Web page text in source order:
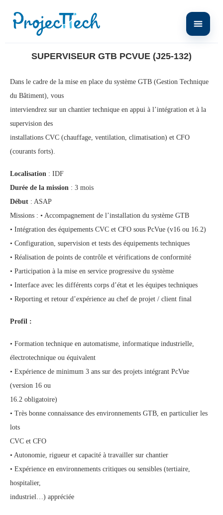
SUPERVISEUR GTB PCVUE (J25-132)
Dans le cadre de la mise en place du système GTB (Gestion Technique
du Bâtiment), vous
interviendrez sur un chantier technique en appui à l’intégration et à la
supervision des
installations CVC (chauffage, ventilation, climatisation) et CFO
(courants forts).
Localisation : IDF
Durée de la mission : 3 mois
Début : ASAP
Missions : • Accompagnement de l’installation du système GTB
• Intégration des équipements CVC et CFO sous PcVue (v16 ou 16.2)
• Configuration, supervision et tests des équipements techniques
• Réalisation de points de contrôle et vérifications de conformité
• Participation à la mise en service progressive du système
• Interface avec les différents corps d’état et les équipes techniques
• Reporting et retour d’expérience au chef de projet / client final
Profil :
• Formation technique en automatisme, informatique industrielle,
électrotechnique ou équivalent
• Expérience de minimum 3 ans sur des projets intégrant PcVue
(version 16 ou
16.2 obligatoire)
• Très bonne connaissance des environnements GTB, en particulier les
lots
CVC et CFO
• Autonomie, rigueur et capacité à travailler sur chantier
• Expérience en environnements critiques ou sensibles (tertiaire,
hospitalier,
industriel…) appréciée